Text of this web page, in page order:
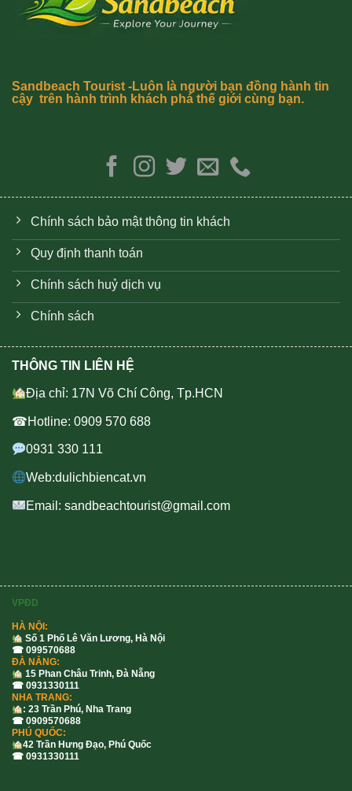
Sandbeach Tourist -Luôn là người bạn đồng hành tin
cậy trên hành trình khách phá thế giới cùng bạn.
Chính sách bảo mật thông tin khách
Quy định thanh toán
Chính sách huỷ dịch vụ
Chính sách
THÔNG TIN LIÊN HỆ
Địa chỉ: 17N Võ Chí Công, Tp.HCN
☎Hotline: 0909 570 688
0931 330 111
Web:dulichbiencat.vn
Email: sandbeachtourist@gmail.com
VPĐD
HÀ NỘI:
Số 1 Phố Lê Văn Lương, Hà Nội
☎ 099570688
ĐÀ NẴNG:
15 Phan Châu Trinh, Đà Nẵng
☎ 0931330111
NHA TRANG:
: 23 Trần Phú, Nha Trang
☎ 0909570688
PHÚ QUỐC:
42 Trần Hưng Đạo, Phú Quốc
☎ 0931330111